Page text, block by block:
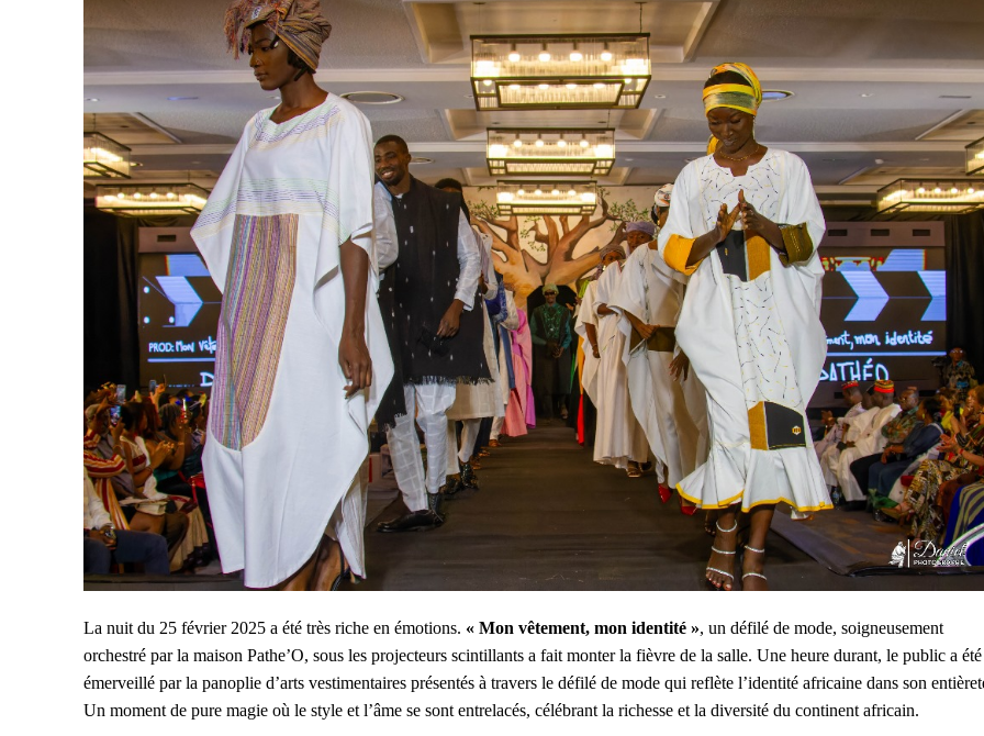
La nuit du 25 février 2025 a été très riche en émotions. « Mon vêtement, mon identité », un défilé de mode, soigneusement
orchestré par la maison Pathe’O, sous les projecteurs scintillants a fait monter la fièvre de la salle. Une heure durant, le public a été
émerveillé par la panoplie d’arts vestimentaires présentés à travers le défilé de mode qui reflète l’identité africaine dans son
Un moment de pure magie où le style et l’âme se sont entrelacés, célébrant la richesse et la diversité du continent africain.